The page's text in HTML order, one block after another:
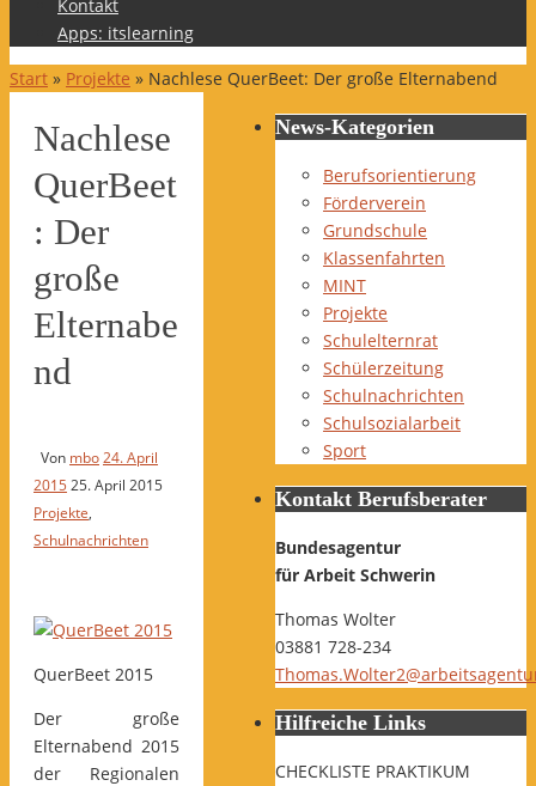
Kontakt
Apps: itslearning
Start » Projekte » Nachlese QuerBeet: Der große Elternabend
Nachlese
QuerBeet
: Der
große
Elternabe
nd
Von mbo 24. April
2015 25. April 2015
Projekte
Schulnachrichten
QuerBeet 2015
Der große
Elternabend 2015
der Regionalen
News-Kategorien
Berufsorientierung
Förderverein
Grundschule
Klassenfahrten
MINT
Projekte
Schulelternrat
Schülerzeitung
Schulnachrichten
Schulsozialarbeit
Sport
Kontakt Berufsberater
Bundesagentur
für Arbeit Schwerin
Thomas Wolter
03881 728-234
Hilfreiche Links
CHECKLISTE PRAKTIKUM